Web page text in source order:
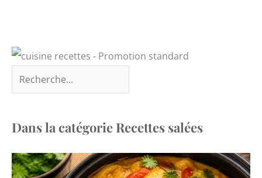
remplacement gratuit. La
marque vancasso a pour
chaque client est satisfait
Dans la catégorie Recettes salées